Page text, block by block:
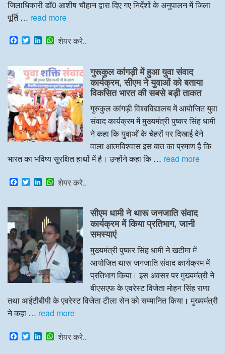
जिलाधिकारी डॉ0 आशीष चौहान द्वारा दिए गए निर्देशों के अनुपालन में जिला
पूर्ति … read more
F
a
e
b
o
k
T
w
t
t
e
r
L
k
e
d
I
n
W
t
s
A
p
p
शेयर करे..
गुरूकुल कांगड़ी में हुआ युवा संवाद
कार्यक्रम, सीएम ने युवाओं को बताया
विकसित भारत की सबसे बड़ी ताकत
गुरुकुल कांगड़ी विश्वविद्यालय में आयोजित युवा
संवाद कार्यक्रम में मुख्यमंत्री पुष्कर सिंह धामी
ने कहा कि युवाओं के चेहरों पर दिखाई देने
वाला आत्मविश्वास इस बात का प्रमाण है कि
भारत का भविष्य सुरक्षित हाथों में है। उन्होंने कहा कि … read more
F
a
e
b
o
o
k
T
w
t
e
r
L
k
e
d
I
n
W
t
A
p
p
शेयर करे..
सीएम धामी ने थारू जनजाति संवाद
कार्यक्रम में किया प्रतिभाग, जानी
समस्याएं
मुख्यमंत्री पुष्कर सिंह धामी ने खटीमा में
आयोजित थारू जनजाति संवाद कार्यक्रम में
प्रतिभाग किया। इस अवसर पर मुख्यमंत्री ने
बीएसएफ के एवरेस्ट विजेता मोहन सिंह राणा
तथा आईटीबीपी के एवरेस्ट विजेता टीला सेन को सम्मानित किया। मुख्यमंत्री
ने कहा … read more
F
a
T
w
L W
शेयर करे..